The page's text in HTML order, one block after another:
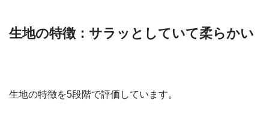
生地の特徴：サラッとしていて柔らかい
生地の特徴を5段階で評価しています。